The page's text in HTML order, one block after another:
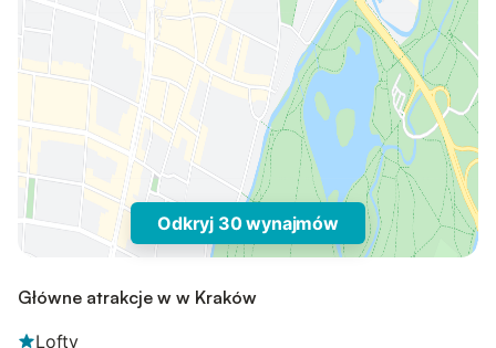
Odkryj 30 wynajmów
Główne atrakcje w w Kraków
Lofty